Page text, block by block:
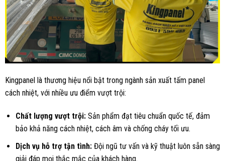
Kingpanel là thương hiệu nổi bật trong ngành sản xuất tấm panel
cách nhiệt, với nhiều ưu điểm vượt trội:
Chất lượng vượt trội: Sản phẩm đạt tiêu chuẩn quốc tế, đảm
bảo khả năng cách nhiệt, cách âm và chống cháy tối ưu.
Dịch vụ hỗ trợ tận tình: Đội ngũ tư vấn và kỹ thuật luôn sẵn sàng
giải đáp mọi thắc mắc của khách hàng.